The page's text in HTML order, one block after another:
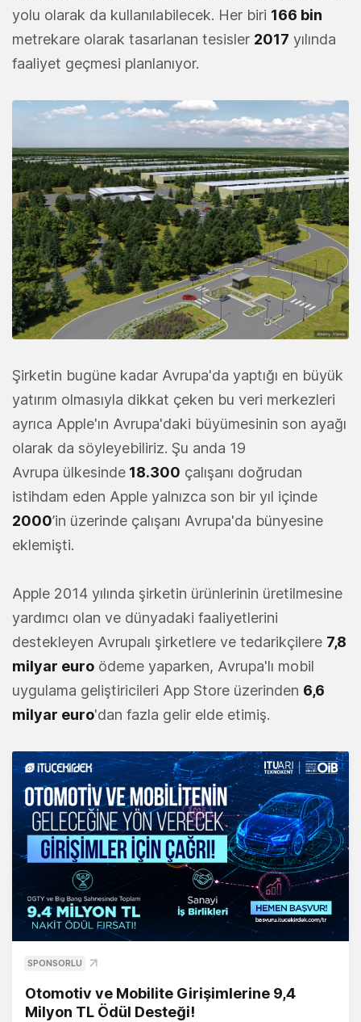
yolu olarak da kullanılabilecek. Her biri 166 bin
metrekare olarak tasarlanan tesisler 2017 yılında
faaliyet geçmesi planlanıyor.
Şirketin bugüne kadar Avrupa'da yaptığı en büyük
yatırım olmasıyla dikkat çeken bu veri merkezleri
ayrıca Apple'ın Avrupa'daki büyümesinin son ayağı
olarak da söyleyebiliriz. Şu anda 19
Avrupa ülkesinde 18.300 çalışanı doğrudan
istihdam eden Apple yalnızca son bir yıl içinde
2000’in üzerinde çalışanı Avrupa'da bünyesine
eklemişti.
Apple 2014 yılında şirketin ürünlerinin üretilmesine
yardımcı olan ve dünyadaki faaliyetlerini
destekleyen Avrupalı şirketlere ve tedarikçilere 7,8
milyar euro ödeme yaparken, Avrupa'lı mobil
uygulama geliştiricileri App Store üzerinden 6,6
milyar euro'dan fazla gelir elde etimiş.
SPONSORLU
Otomotiv ve Mobilite Girişimlerine 9,4
Milyon TL Ödül Desteği!